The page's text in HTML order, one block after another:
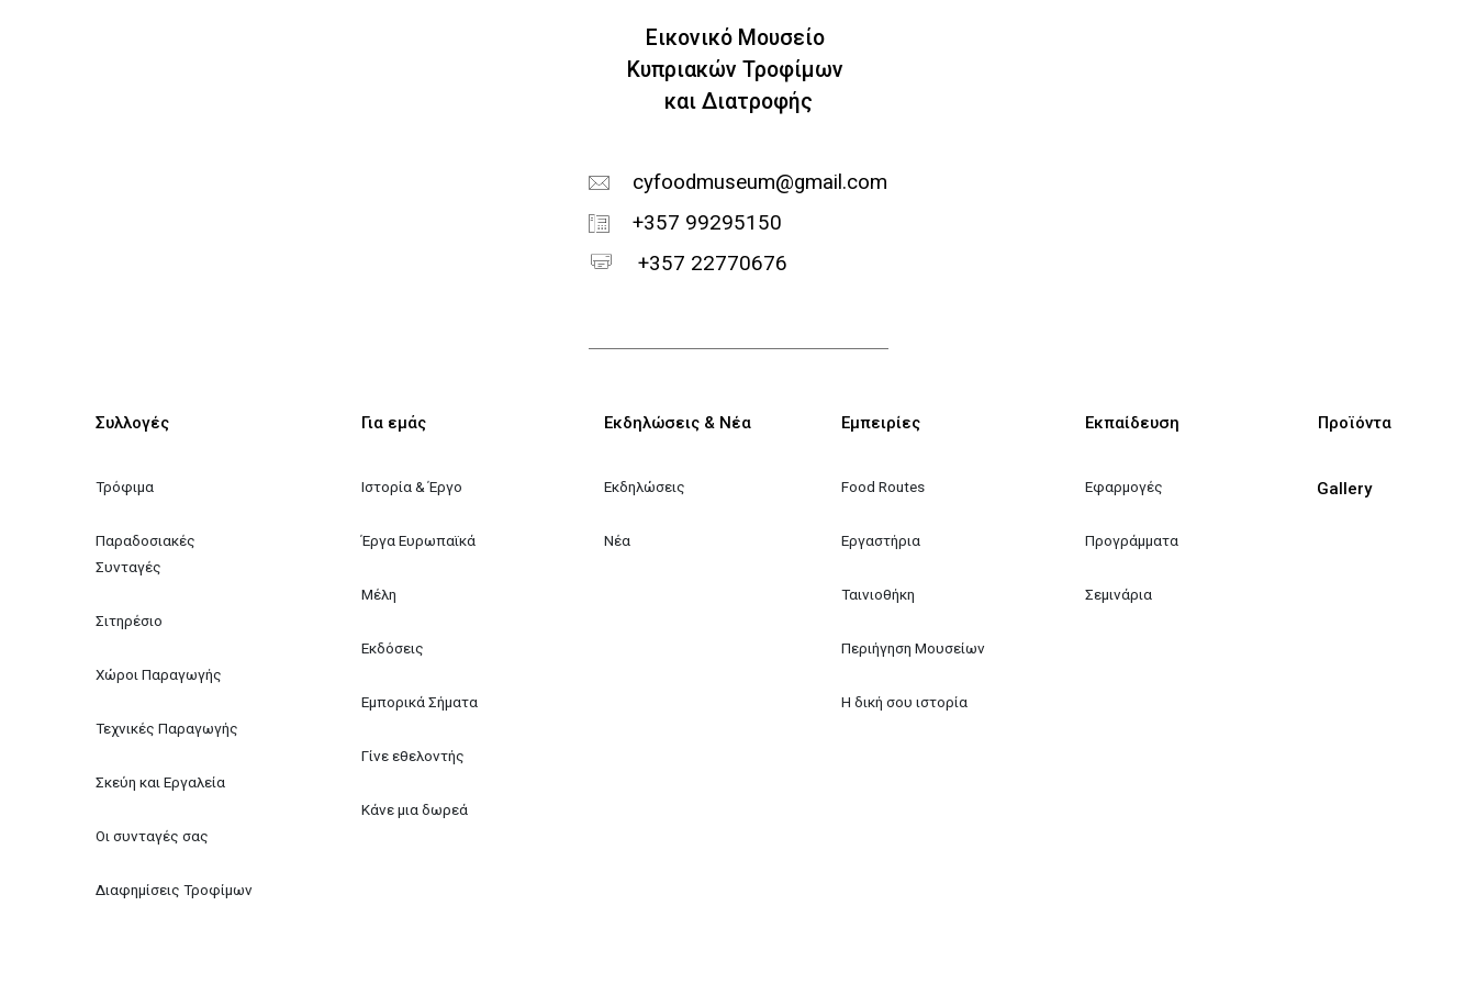
Εικονικό Μουσείο
Κυπριακών Τροφίμων
και Διατροφής
cyfoodmuseum@gmail.com
+357 99295150
+357 22770676
Κεντρική πλοήγηση
Συλλογές
Τρόφιμα
Παραδοσιακές
Συνταγές
Σιτηρέσιο
Χώροι Παραγωγής
Τεχνικές Παραγωγής
Σκεύη και Εργαλεία
Οι συνταγές σας
Διαφημίσεις Τροφίμων
Για εμάς
Ιστορία & Έργο
Έργα Ευρωπαϊκά
Μέλη
Εκδόσεις
Εμπορικά Σήματα
Γίνε εθελοντής
Κάνε μια δωρεά
Εκδηλώσεις & Νέα
Εκδηλώσεις
Νέα
Εμπειρίες
Food Routes
Εργαστήρια
Ταινιοθήκη
Περιήγηση Μουσείων
Η δική σου ιστορία
Εκπαίδευση
Εφαρμογές
Προγράμματα
Σεμινάρια
Προϊόντα
Gallery